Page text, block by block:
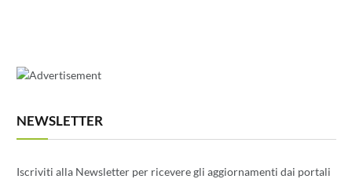
NEWSLETTER
Iscriviti alla Newsletter per ricevere gli aggiornamenti dai portali